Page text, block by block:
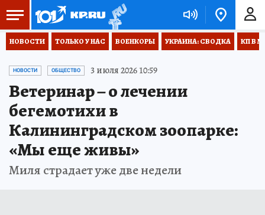
НОВОСТИ ТОЛЬКО У НАС ВОЕНКОРЫ УКРАИНА: СВОДКА КП В
НОВОСТИ ОБЩЕСТВО 3 июля 2026 10:59
Ветеринар – о лечении
бегемотихи в
Калининградском зоопарке:
«Мы еще живы»
Миля страдает уже две недели